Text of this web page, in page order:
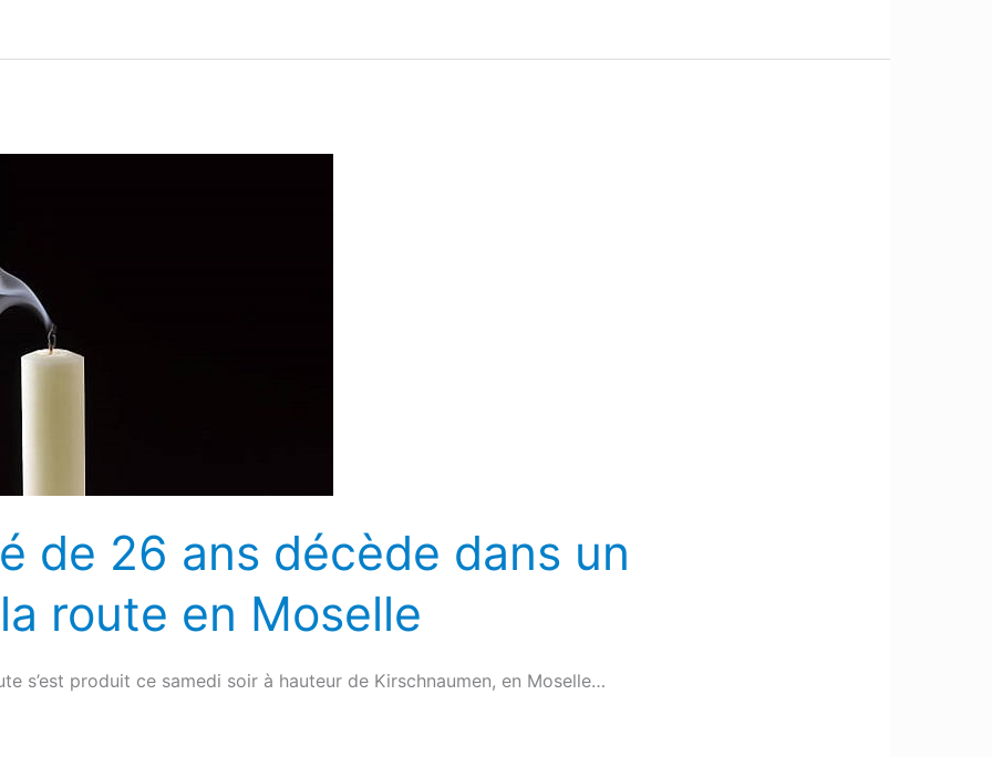
de 26 ans décède dans un
route en Moselle
s’est produit ce samedi soir à hauteur de Kirschnaumen, en Moselle…